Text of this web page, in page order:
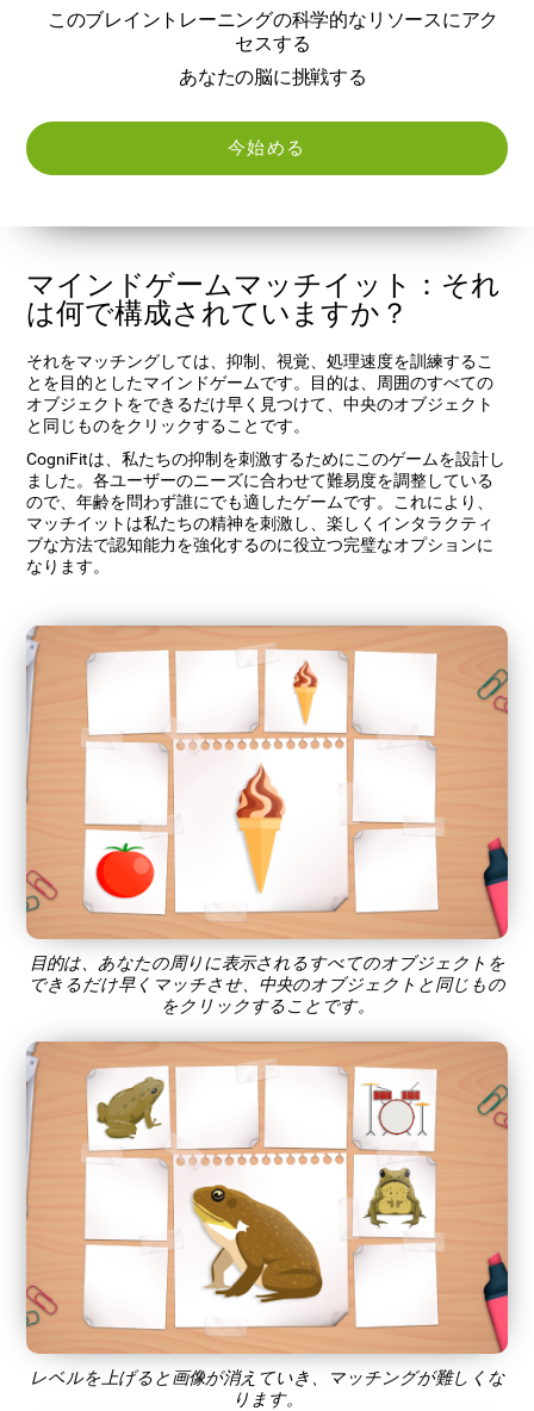
このブレイントレーニングの科学的なリソースにアク
セスする
あなたの脳に挑戦する
今始める
マインドゲームマッチイット：それ
は何で構成されていますか？
それをマッチングしては、抑制、視覚、処理速度を訓練するこ
とを目的としたマインドゲームです。目的は、周囲のすべての
オブジェクトをできるだけ早く見つけて、中央のオブジェクト
と同じものをクリックすることです。
CogniFitは、私たちの抑制を刺激するためにこのゲームを設計し
ました。各ユーザーのニーズに合わせて難易度を調整している
ので、年齢を問わず誰にでも適したゲームです。これにより、
マッチイットは私たちの精神を刺激し、楽しくインタラクティ
ブな方法で認知能力を強化するのに役立つ完璧なオプションに
なります。
目的は、あなたの周りに表示されるすべてのオブジェクトを
できるだけ早くマッチさせ、中央のオブジェクトと同じもの
をクリックすることです。
レベルを上げると画像が消えていき、マッチングが難しくな
ります。